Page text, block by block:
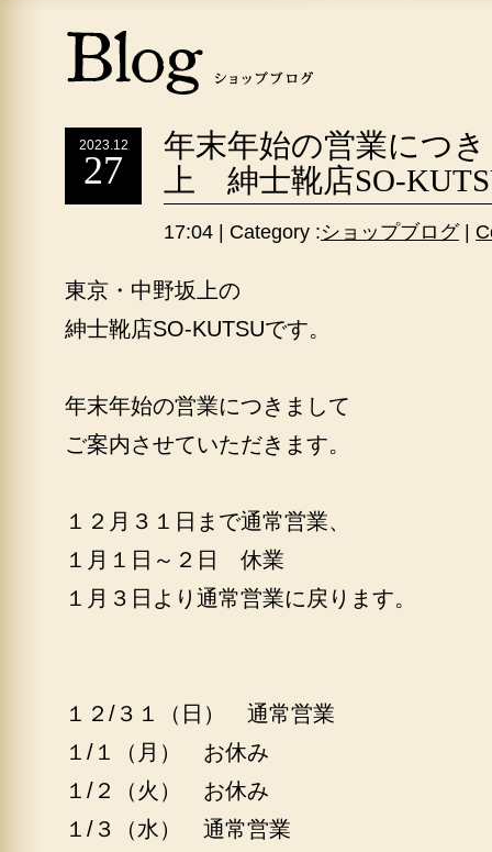
2023.12
27
年末年始の営業につ
上 紳士靴店SO-
17:04 | Category :ショップブログ|
東京・中野坂上の
紳士靴店SO-KUTSUです。
年末年始の営業につきまして
ご案内させていただきます。
１２月３１日まで通常営業、
１月１日～２日 休業
１月３日より通常営業に戻ります。
１２/３１（日） 通常営業
１/１（月） お休み
１/２（火） お休み
１/３（水） 通常営業